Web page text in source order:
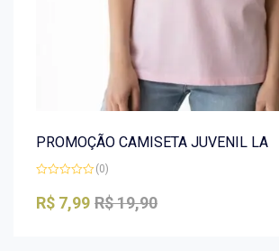
PROMOÇÃO CAMISETA JUVENIL LA
0
de
(0)
R$19,90
R$ 7,99